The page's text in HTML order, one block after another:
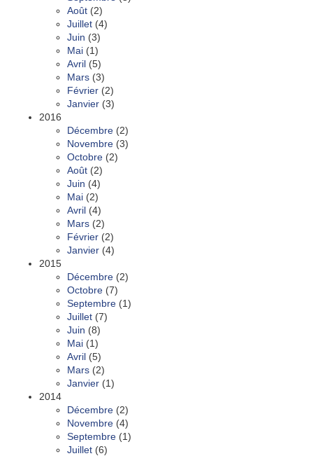
Août (2)
Juillet (4)
Juin (3)
Mai (1)
Avril (5)
Mars (3)
Février (2)
Janvier (3)
2016
Décembre (2)
Novembre (3)
Octobre (2)
Août (2)
Juin (4)
Mai (2)
Avril (4)
Mars (2)
Février (2)
Janvier (4)
2015
Décembre (2)
Octobre (7)
Septembre (1)
Juillet (7)
Juin (8)
Mai (1)
Avril (5)
Mars (2)
Janvier (1)
2014
Décembre (2)
Novembre (4)
Septembre (1)
Juillet (6)